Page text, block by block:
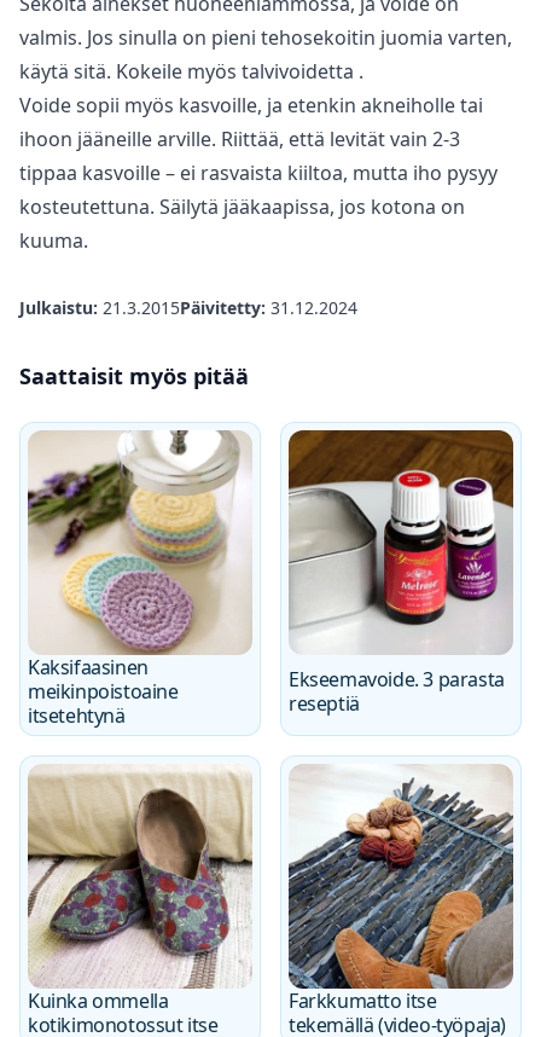
valmis. Jos sinulla on pieni tehosekoitin juomia varten,
käytä sitä. Kokeile myös talvivoidetta .
Voide sopii myös kasvoille, ja etenkin akneiholle tai
ihoon jääneille arville. Riittää, että levität vain 2-3
tippaa kasvoille – ei rasvaista kiiltoa, mutta iho pysyy
kosteutettuna. Säilytä jääkaapissa, jos kotona on
kuuma.
Julkaistu: 21.3.2015Päivitetty: 31.12.2024
Saattaisit myös pitää
Kaksifaasinen
meikinpoistoaine
itsetehtynä
Ekseemavoide. 3 parasta
reseptiä
Kuinka ommella
kotikimonotossut itse
Farkkumatto itse
tekemällä (video-työpaja)